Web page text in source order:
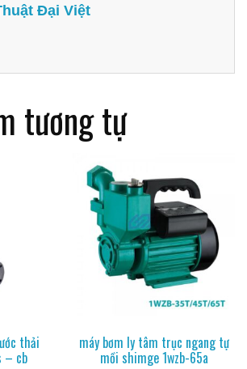
Đại Việt
tương tự
thải
– cb
máy bơm ly tâm trục ngang tự
mồi shimge 1wzb-65a